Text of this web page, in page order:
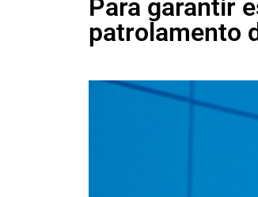
Para garantir
patrolamento